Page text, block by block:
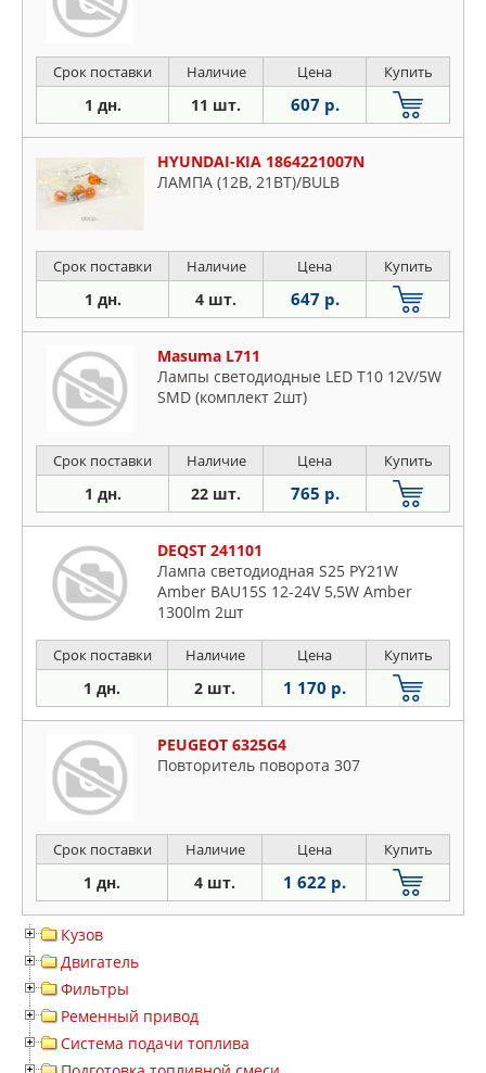
Срок поставки Наличие Цена Купить
1 дн. 11 шт. 607 р.
HYUNDAI-KIA 1864221007N
ЛАМПА (12В, 21ВТ)/BULB
Срок поставки Наличие Цена Купить
1 дн. 4 шт. 647 р.
Masuma L711
Лампы светодиодные LED T10 12V/5W
SMD (комплект 2шт)
Срок поставки Наличие Цена Купить
1 дн. 22 шт. 765 р.
DEQST 241101
Лампа светодиодная S25 PY21W
Amber BAU15S 12-24V 5,5W Amber
1300lm 2шт
Срок поставки Наличие Цена Купить
1 дн. 2 шт. 1 170 р.
PEUGEOT 6325G4
Повторитель поворота 307
Срок поставки Наличие Цена Купить
1 дн. 4 шт. 1 622 р.
Кузов
Двигатель
Фильтры
Ременный привод
Система подачи топлива